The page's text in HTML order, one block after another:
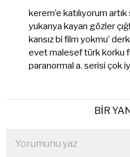
kerem’e katılıyorum
yukarıya kayan gözler
kansız bi film yokmu’
evet malesef türk korku
paranormal a. serisi çok
BIR